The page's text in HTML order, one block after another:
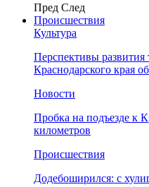
Пред След
Происшествия
Культура
Перспективы развития
Краснодарского края
Новости
Пробка на подъезде к
километров
Происшествия
Додебоширился: с